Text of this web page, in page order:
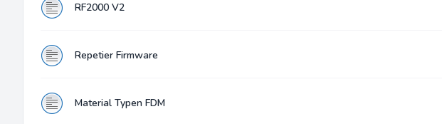
RF2000 V2
Repetier Firmware
Material Typen FDM